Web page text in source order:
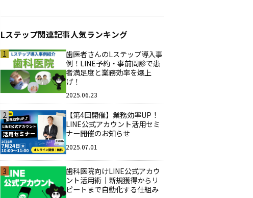
Lステップ関連記事人気ランキング
1
歯医者さんのLステップ導入事
例！LINE予約・事前問診で患
者満足度と業務効率を爆上
げ！
2025.06.23
2
【第4回開催】業務効率UP！
LINE公式アカウント活用セミ
ナー開催のお知らせ
2025.07.01
3
歯科医院向けLINE公式アカウ
ント活用術｜新規獲得からリ
ピートまで自動化する仕組み